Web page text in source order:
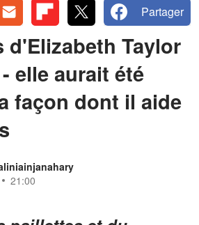
Partager
d'Elizabeth Taylor
elle aurait été
façon dont il aide
21:00